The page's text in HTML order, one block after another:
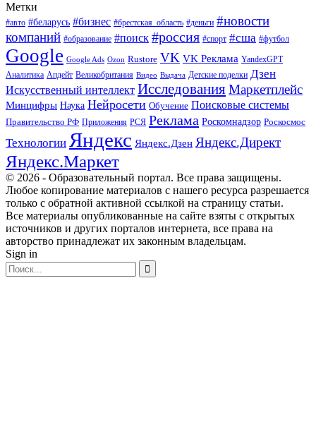
Метки
#авто #беларусь #бизнес #брестская_область #деньги #новости
компаний #образование #поиск #россия #спорт #сша #футбол
Google Google Ads Ozon Rustore VK VK Реклама YandexGPT
Аналитика Апдейт Великобритания Видео Выдача Детские поделки Дзен
Искусственный интеллект ИсследованияМаркетплейс
Минцифры Наука Нейросети Обучение Поисковые системы
Правительство РФ Приложения РСЯ Реклама Роскомнадзор Роскосмос
Технологии Яндекс Яндекс.Дзен Яндекс.Директ
Яндекс.Маркет
© 2026 - Образовательный портал. Все права защищены.
Любое копирование материалов с нашего ресурса разрешается
только с обратной активной ссылкой на страницу статьи.
Все материалы опубликованные на сайте взяты с открытых
источников и других порталов интернета, все права на
авторство принадлежат их законным владельцам.
Sign in